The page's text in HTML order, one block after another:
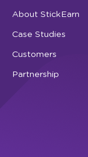
About StickEarn
Case Studies
Customers
Partnership